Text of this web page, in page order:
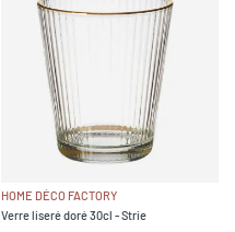
HOME DÉCO FACTORY
Verre liseré doré 30cl - Strie